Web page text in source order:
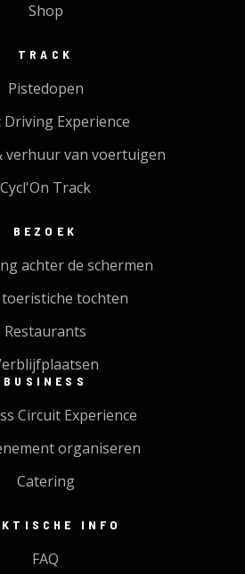
Shop
TRACK
Pistedopen
Driving Experience
verhuur van voertuigen
Cycl'On Track
BEZOEK
achter de schermen
tochten
Restaurants
BUSINESS
Circuit Experience
organiseren
Catering
INFO
FAQ